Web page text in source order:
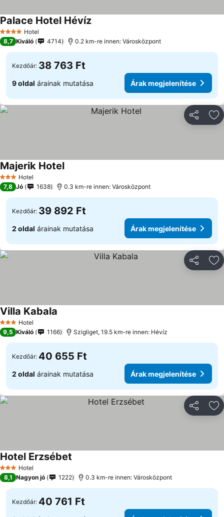
4 KategóriaHotel
Palace Hotel HévízÁrak megjelenítése
8,7 Kiváló 4714 0.2 km-re innen: Városközpont
Kezdőár: 38 763 Ft
9 oldal árainak mutatása Árak megjelenítése
3 Kategória
Hotel
Majerik HotelÁrak megjelenítése
7,8 Jó 1638 0.3 km-re innen: Városközpont
Kezdőár: 39 892 Ft
2 oldal árainak mutatása Árak megjelenítése
3 Kategória
Hotel
Villa Kabala
9,5 Kiváló 1166 Szigliget, 19.5 km-re innen: Hévíz
Kezdőár: 40 655 Ft
2 oldal árainak mutatása Árak megjelenítése
3 Kategória
Hotel
Hotel Erzsébet
8,1 Nagyon jó 1222 0.3 km-re innen: Városközpont
Kezdőár: 40 761 Ft